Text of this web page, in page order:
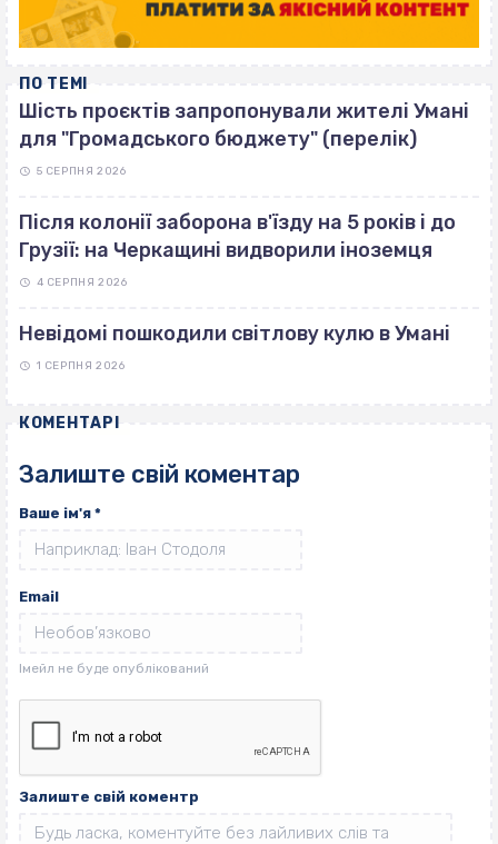
ПО ТЕМІ
Шість проєктів запропонували жителі Умані
для "Громадського бюджету" (перелік)
5 СЕРПНЯ 2026
Після колонії заборона в'їзду на 5 років і до
Грузії: на Черкащині видворили іноземця
4 СЕРПНЯ 2026
Невідомі пошкодили світлову кулю в Умані
1 СЕРПНЯ 2026
КОМЕНТАРІ
Залиште свій коментар
Ваше ім'я *
Email
Залиште свій коментр